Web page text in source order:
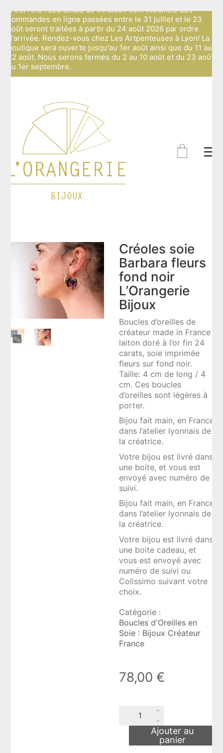
C'est l'été ! Les délais de livraison sont modifiés: Les
commandes en ligne passées entre le 31 juillet et le 23
août seront traitées à partir du 24 août 2026 par ordre
d'arrivée. Rendez-vous chez Les Artpenteuses à Lyon! La
boutique sera ouverte jusqu'au 1er août ainsi que du 11 au
22 août. Nous serons fermés du 2 au 10 août et du 23 août
au 1er septembre.
Créoles soie
Barbara fleurs
fond noir
L’Orangerie
Bijoux
Boucles d’oreilles de
créateur made in France ,
laiton doré à l’or fin 24
carats, soie imprimée
fleurs sur fond noir.
Taille: 4 cm de long / 4
cm. Ces boucles
d’oreilles sont légères à
porter.
Bijou fait main, en France
dans l’atelier lyonnais de
la créatrice.
Votre bijou est livré dans
une boite, et vous est
envoyé avec numéro de
suivi.
Bijou fait main, en France
dans l’atelier lyonnais de
la créatrice.
Votre bijou est livré dans
une boite cadeau, et
vous est envoyé avec
numéro de suivi ou
Colissimo suivant votre
choix.
Catégorie :
Boucles d'Oreilles en
Soie : Bijoux Créateur
France
78,00 €
Créoles
Barbara
Ajouter au
panier